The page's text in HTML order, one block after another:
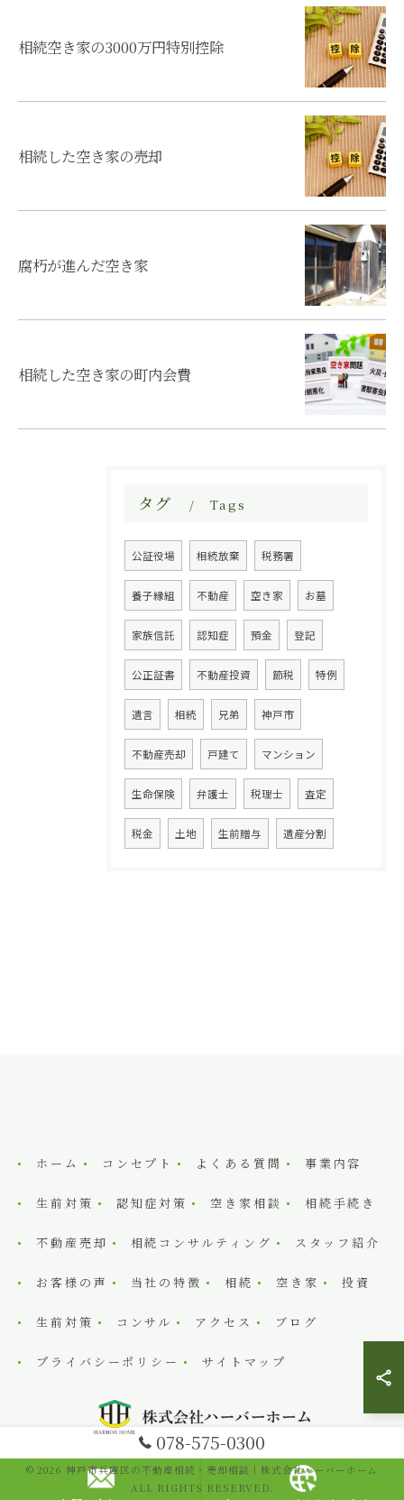
相続空き家の3000万円特別控除
相続した空き家の売却
腐朽が進んだ空き家
相続した空き家の町内会費
タグ Tags
公証役場 相続放棄 税務署
養子縁組 不動産 空き家 お墓
家族信託 認知症 預金 登記
公正証書 不動産投資 節税 特例
遺言 相続 兄弟 神戸市
不動産売却 戸建て マンション
生命保険 弁護士 税理士 査定
税金 土地 生前贈与 遺産分割
078-575-0300
ホーム コンセプト よくある質問 事業内容
生前対策 認知症対策 空き家相談 相続手続き
不動産売却 相続コンサルティング スタッフ紹介
お客様の声 当社の特徴 相続 空き家 投資
生前対策 コンサル アクセス ブログ
プライバシーポリシー サイトマップ
© 2026 神戸市兵庫区の不動産相続・売却相談｜株式会社ハーバーホーム
ALL RIGHTS RESERVED.
お問い合わせはこちら